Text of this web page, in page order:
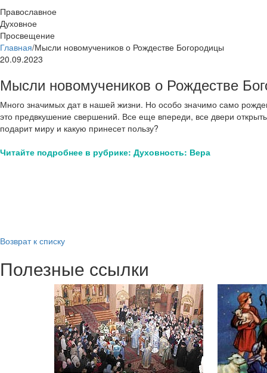
Православное
Духовное
Просвещение
Главная/Мысли новомучеников о Рождестве Богородицы
20.09.2023
Мысли новомучеников о Рождестве
Много значимых дат в нашей жизни. Но особо значимо само
это предвкушение свершений. Все еще впереди, все двери
подарит миру и какую принесет пользу?
Читайте подробнее в рубрике: Духовность: Вера
Возврат к списку
Полезные ссылки